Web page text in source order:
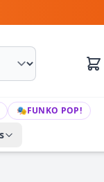
🎭FUNKO POP!